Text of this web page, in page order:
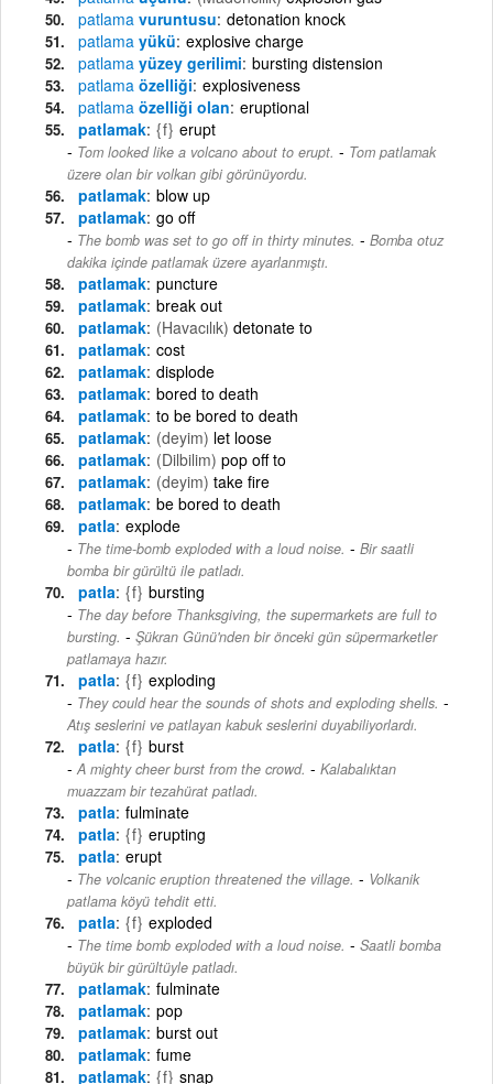
patlama vuruntusu detonation knock
patlama yükü explosive charge
patlama yüzey gerilimi bursting distension
patlama özelliği explosiveness
patlama özelliği olan eruptional
patlamak {f} erupt
Tom looked like a volcano about to erupt. - Tom patlamak
üzere olan bir volkan gibi görünüyordu.
patlamak blow up
patlamak go off
The bomb was set to go off in thirty minutes. - Bomba otuz
dakika içinde patlamak üzere ayarlanmıştı.
patlamak puncture
patlamak break out
patlamak (Havacılık) detonate to
patlamak cost
patlamak displode
patlamak bored to death
patlamak to be bored to death
patlamak (deyim) let loose
patlamak (Dilbilim) pop off to
patlamak (deyim) take fire
patlamak be bored to death
patla explode
The time-bomb exploded with a loud noise. - Bir saatli
bomba bir gürültü ile patladı.
patla {f} bursting
The day before Thanksgiving, the supermarkets are full to
bursting. - Şükran Günü'nden bir önceki gün süpermarketler
patlamaya hazır.
patla {f} exploding
They could hear the sounds of shots and exploding shells. -
Atış seslerini ve patlayan kabuk seslerini duyabiliyorlardı.
patla {f} burst
A mighty cheer burst from the crowd. - Kalabalıktan
muazzam bir tezahürat patladı.
patla fulminate
patla {f} erupting
patla erupt
The volcanic eruption threatened the village. - Volkanik
patlama köyü tehdit etti.
patla {f} exploded
The time bomb exploded with a loud noise. - Saatli bomba
büyük bir gürültüyle patladı.
patlamak fulminate
patlamak pop
patlamak burst out
patlamak fume
patlamak {f} snap